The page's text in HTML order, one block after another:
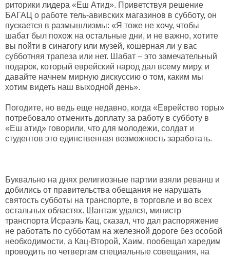
риторики лидера «Еш Атид». Приветствуя решение
БАГАЦ о работе тель-авивских магазинов в субботу, он
пускается в размышлизмы: «Я тоже не хочу, чтобы
шабат был похож на остальные дни, и не важно, хотите
вы пойти в синагогу или музей, кошерная ли у вас
субботняя трапеза или нет. Шабат – это замечательный
подарок, который еврейский народ дал всему миру, и
давайте начнем мирную дискуссию о том, каким мы
хотим видеть наш выходной день».
Погодите, но ведь еще недавно, когда «Еврейство торы»
потребовало отменить доплату за работу в субботу в
«Еш атид» говорили, что для молодежи, солдат и
студентов это единственная возможность заработать.
Буквально на днях религиозные партии взяли реванш и
добились от правительства обещания не нарушать
святость субботы на транспорте, в торговле и во всех
остальных областях. Шантаж удался, министр
транспорта Исраэль Кац, сказал, что дал распоряжение
не работать по субботам на железной дороге без особой
необходимости, а Кац-Второй, Хаим, пообещал харедим
проводить по четвергам специальные совещания, на